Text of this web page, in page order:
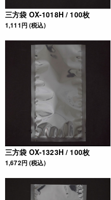
三方袋 OX-1018H / 100枚
1,111円 (税込)
三方袋 OX-1323H / 100枚
1,672円 (税込)